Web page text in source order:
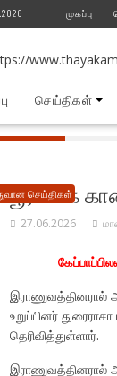
முகப்பு
செய்திகள்
இங்கே
செய்திகள்
பூர்வீகக்
27.06.2026
இராணுவத்தினரால்
உறுப்பினர்
தெரிவித்துள்ளார்.
இராணுவத்தினரால்